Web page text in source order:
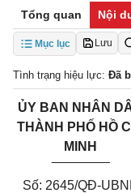
Tổng quan Nội
Mục lục Lưu
Tình trạng hiệu lực: Đã
ỦY BAN NHÂN
THÀNH PHỐ HỒ
MINH
Số: 2645/QĐ-